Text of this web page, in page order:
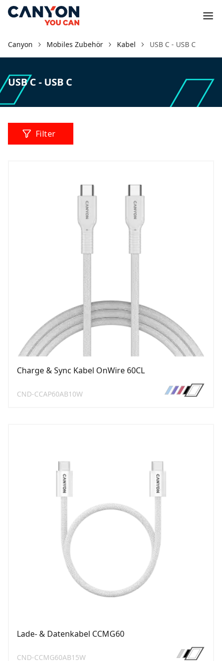
Canyon Mobiles Zubehör Kabel USB C - USB C
USB C - USB C
Filter
Charge & Sync Kabel OnWire 60CL
CND-CCAP60AB10W
Lade- & Datenkabel CCMG60
CND-CCMG60AB15W